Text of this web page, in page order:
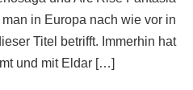
in Europa nach wie vor in
Titel betrifft. Immerhin hat
und mit Eldar […]